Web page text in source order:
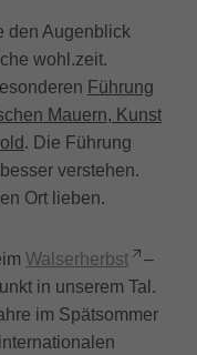
den Augenblick
wohl.zeit.
Führung
Mauern, Kunst
. Die Führung
verstehen.
Ort lieben.
Walserherbst
–
in unserem Tal.
im Spätsommer